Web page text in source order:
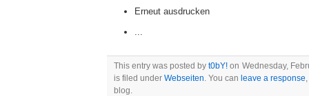
Erneut ausdrucken
...
This entry was posted byt0bY! on Wednesday,
is filed under Webseiten. You can leave a response
blog.